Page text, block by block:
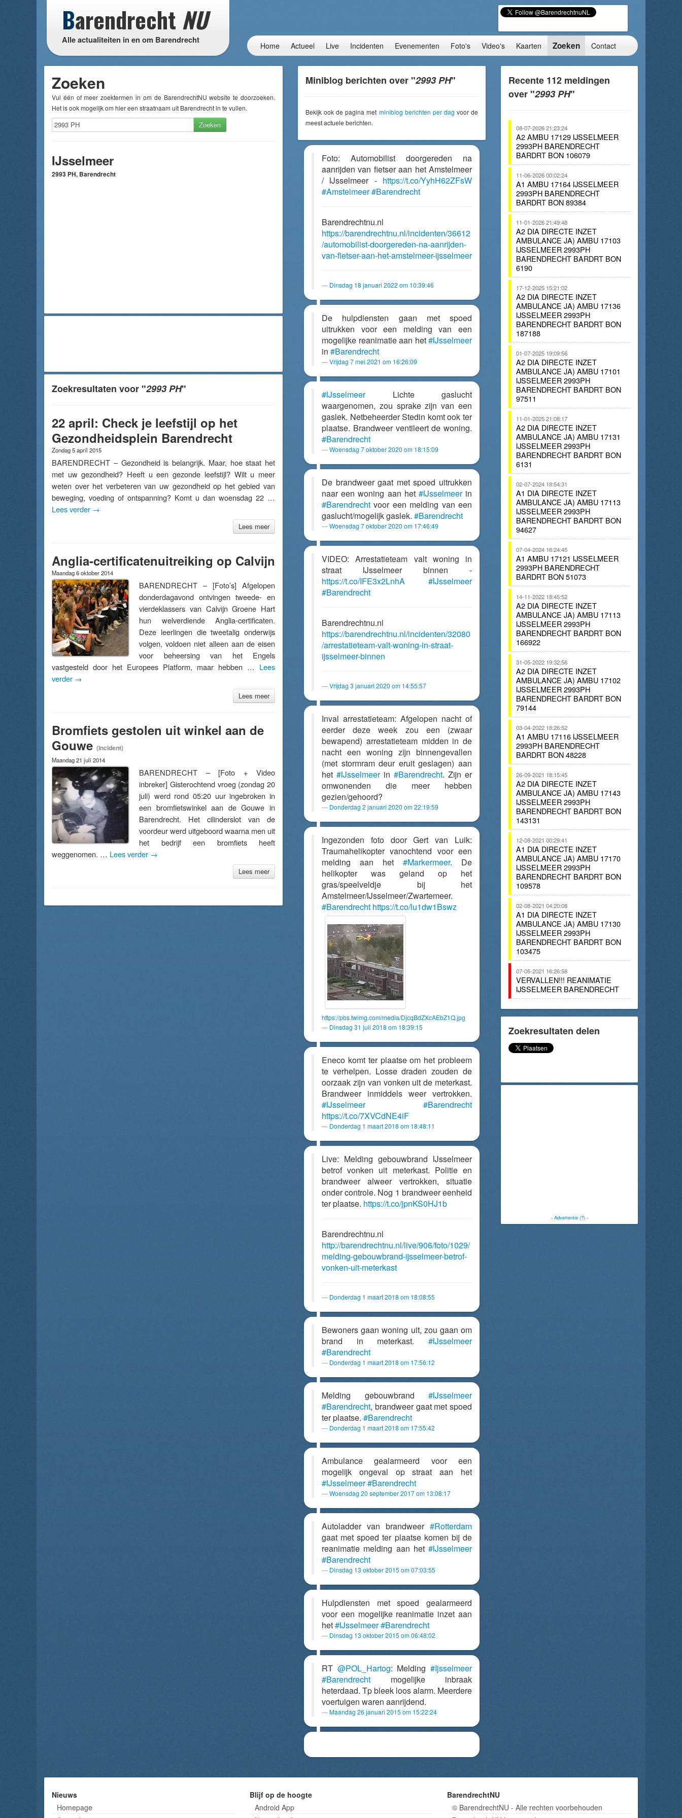
Barendrecht NU
Alle actualiteiten in en om Barendrecht
Home Actueel Live Incidenten Evenementen Foto's Video's Kaarten Zoeken Contact
Zoeken
Vul één of meer zoektermen in om de BarendrechtNU website te doorzoeken.
Het is ook mogelijk om hier een straatnaam uit Barendrecht in te vullen.
Zoeken
IJsselmeer
2993 PH, Barendrecht
Zoekresultaten voor "2993 PH"
22 april: Check je leefstijl op het
Gezondheidsplein Barendrecht
Zondag 5 april 2015
BARENDRECHT – Gezondheid is belangrijk. Maar, hoe staat het
met uw gezondheid? Heeft u een gezonde leefstijl? Wilt u meer
weten over het verbeteren van uw gezondheid op het gebied van
beweging, voeding of ontspanning? Komt u dan woensdag 22 …
Lees verder →
Lees meer
Anglia-certificatenuitreiking op Calvijn
Maandag 6 oktober 2014
BARENDRECHT – [Foto’s] Afgelopen
donderdagavond ontvingen tweede- en
vierdeklassers van Calvijn Groene Hart
hun welverdiende Anglia-certificaten.
Deze leerlingen die tweetalig onderwijs
volgen, voldoen niet alleen aan de eisen
voor beheersing van het Engels
vastgesteld door het Europees Platform, maar hebben … Lees
verder →
Lees meer
Bromfiets gestolen uit winkel aan de
Gouwe (Incident)
Maandag 21 juli 2014
BARENDRECHT – [Foto + Video
inbreker] Gisterochtend vroeg (zondag 20
juli) werd rond 05:20 uur ingebroken in
een bromfietswinkel aan de Gouwe in
Barendrecht. Het cilinderslot van de
voordeur werd uitgeboord waarna men uit
het bedrijf een bromfiets heeft
weggenomen. … Lees verder →
Lees meer
Miniblog berichten over "2993 PH"
Bekijk ook de pagina met miniblog berichten per dag voor de
meest actuele berichten.
Foto: Automobilist doorgereden na
aanrijden van fietser aan het Amstelmeer
/ IJsselmeer - https://t.co/YyhH62ZFsW
#Amstelmeer#Barendrecht
Barendrechtnu.nl
https://barendrechtnu.nl/incidenten/36612
/automobilist-doorgereden-na-aanrijden-
van-fietser-aan-het-amstelmeer-ijsselmeer
Dinsdag 18 januari 2022 om 10:39:46
De hulpdiensten gaan met spoed
uitrukken voor een melding van een
mogelijke reanimatie aan het#IJsselmeer
in #Barendrecht
Vrijdag 7 mei 2021 om 16:26:09
#IJsselmeerLichte gaslucht
waargenomen, zou sprake zijn van een
gaslek. Netbeheerder Stedin komt ook ter
plaatse. Brandweer ventileert de woning.
#Barendrecht
Woensdag 7 oktober 2020 om 18:15:09
De brandweer gaat met spoed uitrukken
naar een woning aan het #IJsselmeerin
#Barendrecht voor een melding van een
gaslucht/mogelijk gaslek. #Barendrecht
Woensdag 7 oktober 2020 om 17:46:49
VIDEO: Arrestatieteam valt woning in
straat IJsselmeer binnen -
https://t.co/IFE3x2LnhA
#IJsselmeer
#Barendrecht
Barendrechtnu.nl
https://barendrechtnu.nl/incidenten/32080
/arrestatieteam-valt-woning-in-straat-
ijsselmeer-binnen
Vrijdag 3 januari 2020 om 14:55:57
Inval arrestatieteam: Afgelopen nacht of
eerder deze week zou een (zwaar
bewapend) arrestatieteam midden in de
nacht een woning zijn binnengevallen
(met stormram deur eruit geslagen) aan
het #IJsselmeerin #Barendrecht. Zijn er
omwonenden die meer hebben
gezien/gehoord?
Donderdag 2 januari 2020 om 22:19:59
Ingezonden foto door Gert van Luik:
Traumahelikopter vanochtend voor een
melding aan het #Markermeer. De
helikopter was geland op het
gras/speelveldje bij het
Amstelmeer/IJsselmeer/Zwartemeer.
#Barendrecht https://t.co/lu1dw1Bswz
https://pbs.twimg.com/media/DjcqBdZXcAEbZ1Q.jpg
Dinsdag 31 juli 2018 om 18:39:15
Eneco komt ter plaatse om het probleem
te verhelpen. Losse draden zouden de
oorzaak zijn van vonken uit de meterkast.
Brandweer inmiddels weer vertrokken.
#IJsselmeer
#Barendrecht
https://t.co/7XVCdNE4iF
Donderdag 1 maart 2018 om 18:48:11
Live: Melding gebouwbrand IJsselmeer
betrof vonken uit meterkast. Politie en
brandweer alweer vertrokken, situatie
onder controle. Nog 1 brandweer eenheid
ter plaatse. https://t.co/jpnKS0HJ1b
Barendrechtnu.nl
http://barendrechtnu.nl/live/906/foto/1029/
melding-gebouwbrand-ijsselmeer-betrof-
vonken-uit-meterkast
Donderdag 1 maart 2018 om 18:08:55
Bewoners gaan woning uit, zou gaan om
brand in meterkast. #IJsselmeer
#Barendrecht
Donderdag 1 maart 2018 om 17:56:12
Melding gebouwbrand #IJsselmeer
#Barendrecht, brandweer gaat met spoed
ter plaatse. #Barendrecht
Donderdag 1 maart 2018 om 17:55:42
Ambulance gealarmeerd voor een
mogelijk ongeval op straat aan het
#IJsselmeer#Barendrecht
Woensdag 20 september 2017 om 13:08:17
Autoladder van brandweer #Rotterdam
gaat met spoed ter plaatse komen bij de
reanimatie melding aan het #IJsselmeer
#Barendrecht
Dinsdag 13 oktober 2015 om 07:03:55
Hulpdiensten met spoed gealarmeerd
voor een mogelijke reanimatie inzet aan
het#IJsselmeer#Barendrecht
Dinsdag 13 oktober 2015 om 06:48:02
RT @POL_Hartog: Melding#Ijsselmeer
#Barendrecht mogelijke inbraak
heterdaad. Tp bleek loos alarm. Meerdere
voertuigen waren aanrijdend.
Maandag 26 januari 2015 om 15:22:24
Recente 112 meldingen
over "2993 PH"
08-07-2026 21:23:24
A2 AMBU 17129 IJSSELMEER
2993PH BARENDRECHT
BARDRT BON 106079
11-06-2026 00:02:24
A1 AMBU 17164 IJSSELMEER
2993PH BARENDRECHT
BARDRT BON 89384
11-01-2026 21:49:48
A2 DIA DIRECTE INZET
AMBULANCE JA) AMBU 17103
IJSSELMEER 2993PH
BARENDRECHT BARDRT BON
6190
17-12-2025 15:21:02
A2 DIA DIRECTE INZET
AMBULANCE JA) AMBU 17136
IJSSELMEER 2993PH
BARENDRECHT BARDRT BON
187188
01-07-2025 19:09:56
A2 DIA DIRECTE INZET
AMBULANCE JA) AMBU 17101
IJSSELMEER 2993PH
BARENDRECHT BARDRT BON
97511
11-01-2025 21:08:17
A2 DIA DIRECTE INZET
AMBULANCE JA) AMBU 17131
IJSSELMEER 2993PH
BARENDRECHT BARDRT BON
6131
02-07-2024 18:54:31
A1 DIA DIRECTE INZET
AMBULANCE JA) AMBU 17113
IJSSELMEER 2993PH
BARENDRECHT BARDRT BON
94627
07-04-2024 16:24:45
A1 AMBU 17121 IJSSELMEER
2993PH BARENDRECHT
BARDRT BON 51073
14-11-2022 18:45:52
A2 DIA DIRECTE INZET
AMBULANCE JA) AMBU 17113
IJSSELMEER 2993PH
BARENDRECHT BARDRT BON
166922
31-05-2022 19:32:56
A2 DIA DIRECTE INZET
AMBULANCE JA) AMBU 17102
IJSSELMEER 2993PH
BARENDRECHT BARDRT BON
79144
03-04-2022 18:26:52
A1 AMBU 17116 IJSSELMEER
2993PH BARENDRECHT
BARDRT BON 48228
26-09-2021 18:15:45
A2 DIA DIRECTE INZET
AMBULANCE JA) AMBU 17143
IJSSELMEER 2993PH
BARENDRECHT BARDRT BON
143131
12-08-2021 00:29:41
A1 DIA DIRECTE INZET
AMBULANCE JA) AMBU 17170
IJSSELMEER 2993PH
BARENDRECHT BARDRT BON
109578
02-08-2021 04:20:08
A1 DIA DIRECTE INZET
AMBULANCE JA) AMBU 17130
IJSSELMEER 2993PH
BARENDRECHT BARDRT BON
103475
07-05-2021 16:26:58
VERVALLEN!!! REANIMATIE
IJSSELMEER BARENDRECHT
Zoekresultaten delen
- Advertentie (?)-
Nieuws
Homepage
Blijf op de hoogte
Android App
BarendrechtNU
© BarendrechtNU - Alle rechten voorbehouden